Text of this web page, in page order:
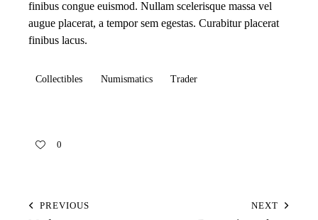
finibus congue euismod. Nullam scelerisque massa vel
augue placerat, a tempor sem egestas. Curabitur placerat
finibus lacus.
Collectibles Numismatics Trader
0
PREVIOUS NEXT